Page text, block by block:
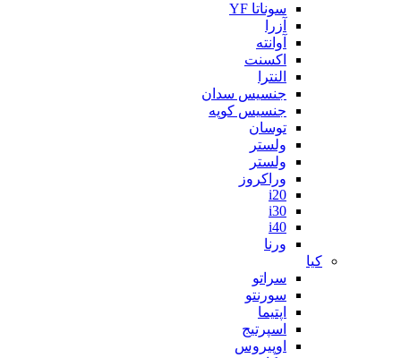
سوناتا YF
آزرا
آوانته
اکسنت
النترا
جنسیس سدان
جنسیس کوپه
توسان
ولستر
ولستر
وراکروز
i20
i30
i40
ورنا
کیا
سراتو
سورنتو
اپتیما
اسپرتیج
اوپیروس